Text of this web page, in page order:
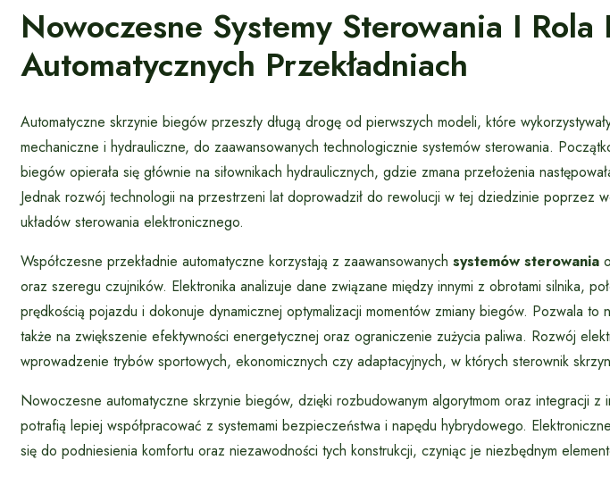
Nowoczesne Systemy Sterowania I
Automatycznych Przekładniach
Automatyczne skrzynie biegów przeszły długą drogę od pierwszych modeli, które
mechaniczne i hydrauliczne, do zaawansowanych technologicznie systemów sterowania.
biegów opierała się głównie na siłownikach hydraulicznych, gdzie zmana przełożenia
Jednak rozwój technologii na przestrzeni lat doprowadził do rewolucji w tej dziedzinie poprzez
układów sterowania elektronicznego.
Współczesne przekładnie automatyczne korzystają z zaawansowanych systemów sterowania
oraz szeregu czujników. Elektronika analizuje dane związane między innymi z obrotami silnika,
prędkością pojazdu i dokonuje dynamicznej optymalizacji momentów zmiany biegów. Pozwala to
także na zwiększenie efektywności energetycznej oraz ograniczenie zużycia paliwa. Rozwój
wprowadzenie trybów sportowych, ekonomicznych czy adaptacyjnych, w których sterownik
Nowoczesne automatyczne skrzynie biegów, dzięki rozbudowanym algorytmom oraz integracji z
potrafią lepiej współpracować z systemami bezpieczeństwa i napędu hybrydowego.
się do podniesienia komfortu oraz niezawodności tych konstrukcji, czyniąc je niezbędnym